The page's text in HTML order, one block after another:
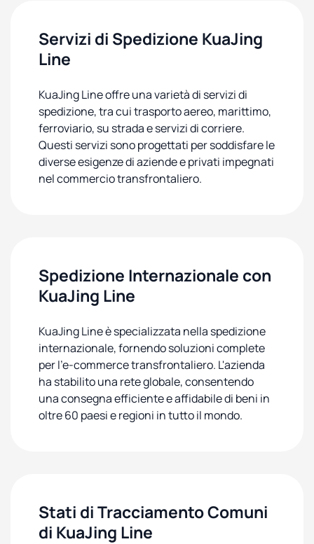
Servizi di Spedizione KuaJing
Line
KuaJing Line offre una varietà di servizi di
spedizione, tra cui trasporto aereo, marittimo,
ferroviario, su strada e servizi di corriere.
Questi servizi sono progettati per soddisfare le
diverse esigenze di aziende e privati impegnati
nel commercio transfrontaliero.
Spedizione Internazionale con
KuaJing Line
KuaJing Line è specializzata nella spedizione
internazionale, fornendo soluzioni complete
per l'e-commerce transfrontaliero. L'azienda
ha stabilito una rete globale, consentendo
una consegna efficiente e affidabile di beni in
oltre 60 paesi e regioni in tutto il mondo.
Stati di Tracciamento Comuni
di KuaJing Line